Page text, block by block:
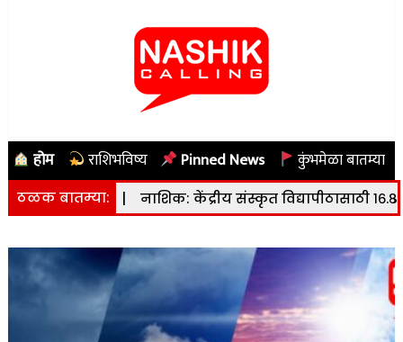
होम राशिभविष्य Pinned News कुंभमेळा बातम्या
ठळक बातम्या:
| नाशिक: केंद्रीय संस्कृत विद्यापीठासाठी १६.८० हेक्टर